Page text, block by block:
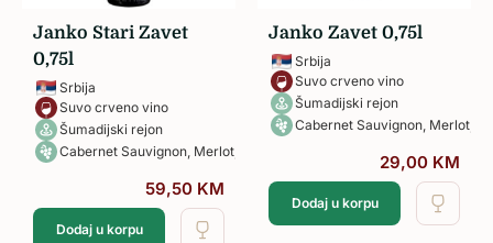
Janko Stari Zavet
0,75l
Srbija
Suvo crveno vino
Šumadijski rejon
Cabernet Sauvignon, Merlot, Cabernet Franc
59,50 KM
Dodaj u korpu
Janko Zavet 0,75l
Srbija
Suvo crveno vino
Šumadijski rejon
Cabernet Sauvignon, Merlot,
29,00 KM
Dodaj u korpu